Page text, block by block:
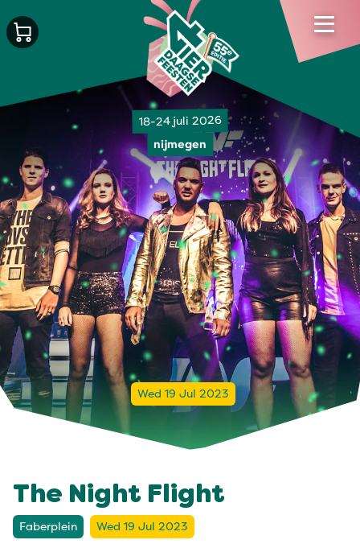
18-24 juli 2026
nijmegen
Wed 19 Jul 2023
The Night Flight
Faberplein Wed 19 Jul 2023